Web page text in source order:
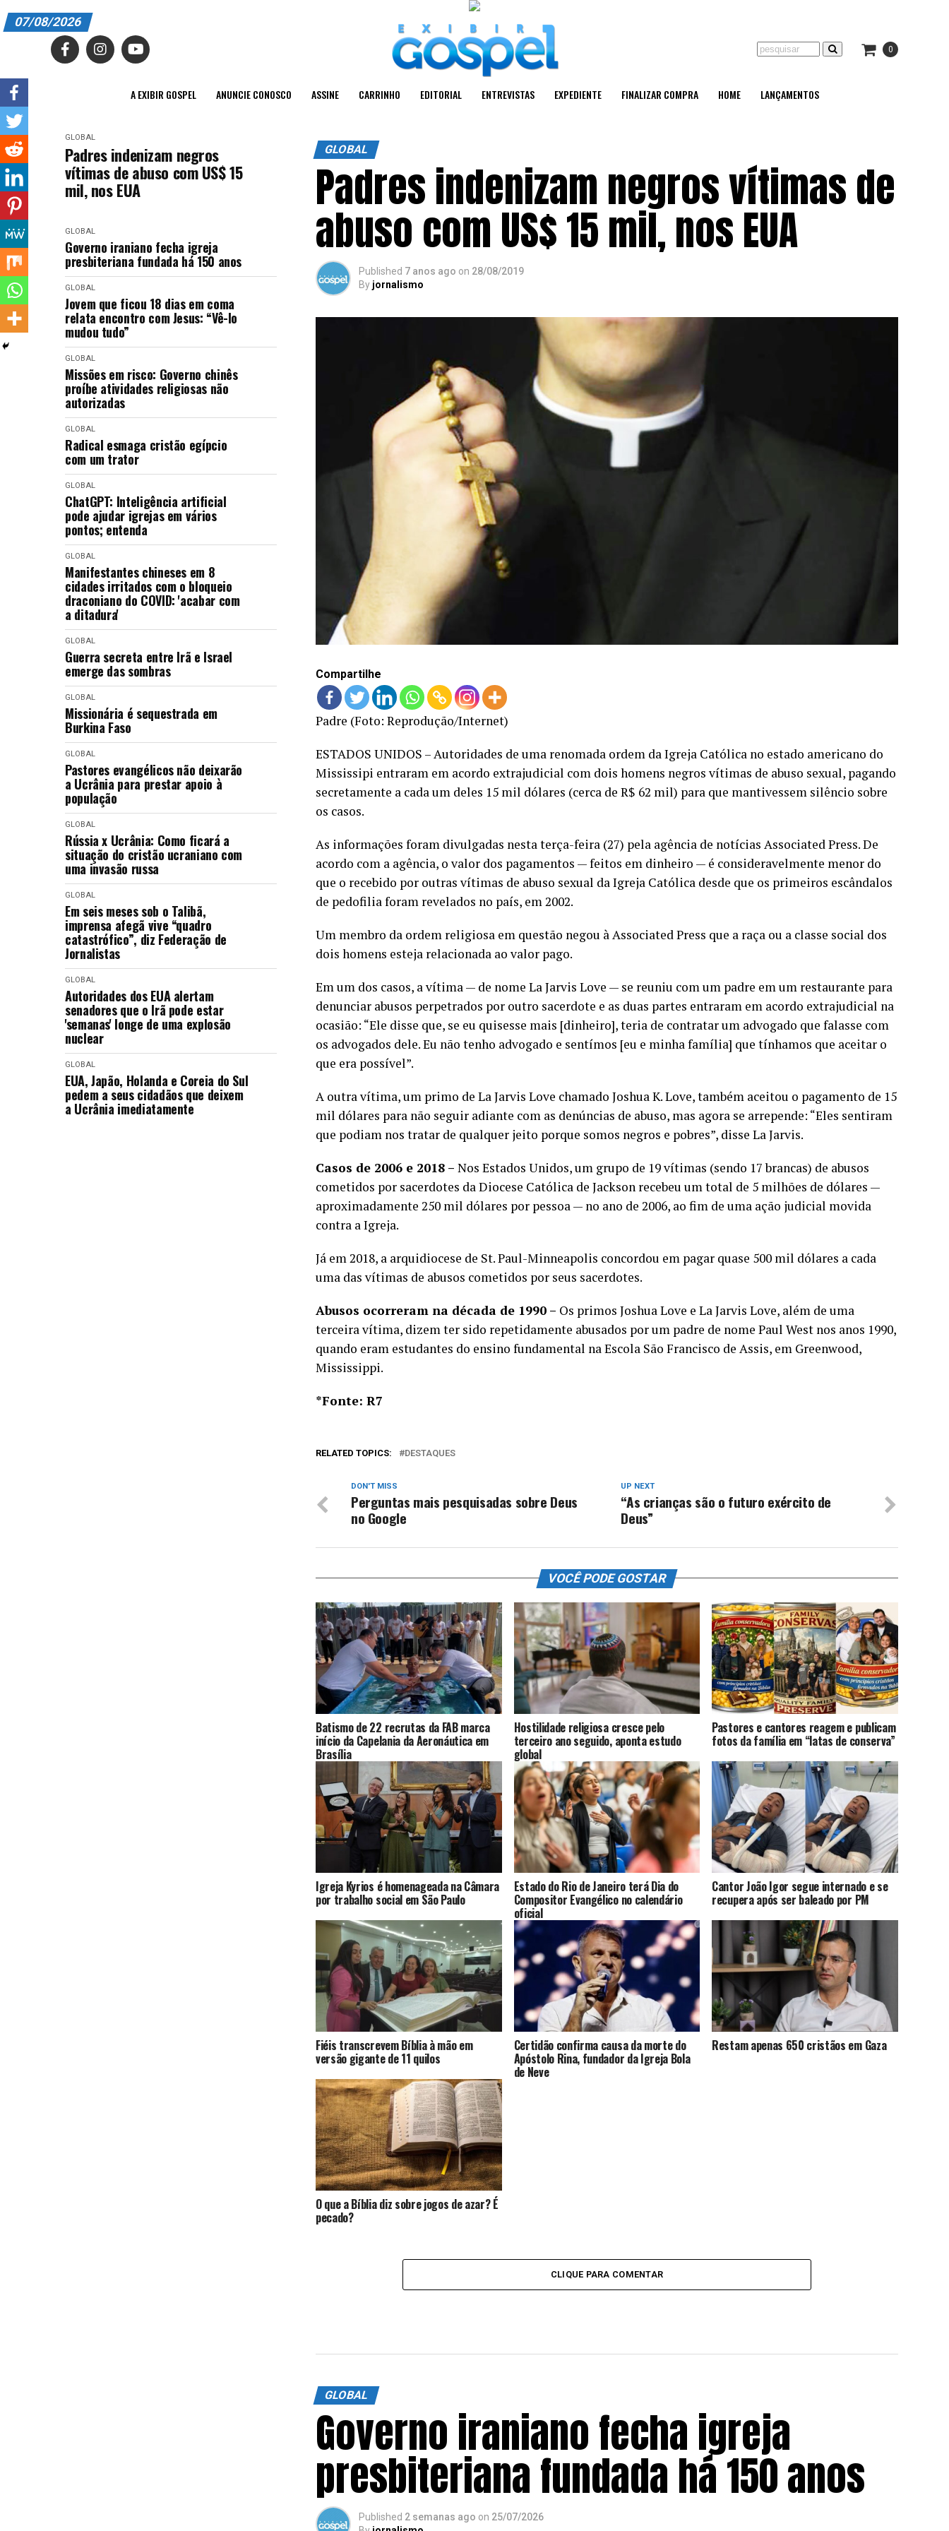
A EXIBIR GOSPEL
EDITORIAL
EXPEDIENTE
FINALIZAR COMPRA
HOME
LANÇAMENTOS
07/08/2026
0
A EXIBIR GOSPEL ANUNCIE CONOSCO ASSINE CARRINHO EDITORIAL ENTREVISTAS EXPEDIENTE FINALIZAR COMPRA HOME LANÇAMENTOS
GLOBAL
Padres indenizam negros
vítimas de abuso com US$ 15
mil, nos EUA
GLOBAL
Governo iraniano fecha igreja
presbiteriana fundada há 150 anos
GLOBAL
Jovem que ficou 18 dias em coma
relata encontro com Jesus: “Vê-lo
mudou tudo”
GLOBAL
Missões em risco: Governo chinês
proíbe atividades religiosas não
autorizadas
GLOBAL
Radical esmaga cristão egípcio
com um trator
GLOBAL
ChatGPT: Inteligência artificial
pode ajudar igrejas em vários
pontos; entenda
GLOBAL
Manifestantes chineses em 8
cidades irritados com o bloqueio
draconiano do COVID: 'acabar com
a ditadura'
GLOBAL
Guerra secreta entre Irã e Israel
emerge das sombras
GLOBAL
Missionária é sequestrada em
Burkina Faso
GLOBAL
Pastores evangélicos não deixarão
a Ucrânia para prestar apoio à
população
GLOBAL
Rússia x Ucrânia: Como ficará a
situação do cristão ucraniano com
uma invasão russa
GLOBAL
Em seis meses sob o Talibã,
imprensa afegã vive “quadro
catastrófico”, diz Federação de
Jornalistas
GLOBAL
Autoridades dos EUA alertam
senadores que o Irã pode estar
'semanas' longe de uma explosão
nuclear
GLOBAL
EUA, Japão, Holanda e Coreia do Sul
pedem a seus cidadãos que deixem
a Ucrânia imediatamente
GLOBAL
Padres indenizam negros vítimas de
abuso com US$ 15 mil, nos EUA
Published 7 anos ago on 28/08/2019
By jornalismo
Compartilhe
Padre (Foto: Reprodução/Internet)
ESTADOS UNIDOS – Autoridades de uma renomada ordem da Igreja Católica no estado americano do
Mississipi entraram em acordo extrajudicial com dois homens negros vítimas de abuso sexual, pagando
secretamente a cada um deles 15 mil dólares (cerca de R$ 62 mil) para que mantivessem silêncio sobre
os casos.
As informações foram divulgadas nesta terça-feira (27) pela agência de notícias Associated Press. De
acordo com a agência, o valor dos pagamentos — feitos em dinheiro — é consideravelmente menor do
que o recebido por outras vítimas de abuso sexual da Igreja Católica desde que os primeiros escândalos
de pedofilia foram revelados no país, em 2002.
Um membro da ordem religiosa em questão negou à Associated Press que a raça ou a classe social dos
dois homens esteja relacionada ao valor pago.
Em um dos casos, a vítima — de nome La Jarvis Love — se reuniu com um padre em um restaurante para
denunciar abusos perpetrados por outro sacerdote e as duas partes entraram em acordo extrajudicial na
ocasião: “Ele disse que, se eu quisesse mais [dinheiro], teria de contratar um advogado que falasse com
os advogados dele. Eu não tenho advogado e sentímos [eu e minha família] que tínhamos que aceitar o
que era possível”.
A outra vítima, um primo de La Jarvis Love chamado Joshua K. Love, também aceitou o pagamento de 15
mil dólares para não seguir adiante com as denúncias de abuso, mas agora se arrepende: “Eles sentiram
que podiam nos tratar de qualquer jeito porque somos negros e pobres”, disse La Jarvis.
Casos de 2006 e 2018 – Nos Estados Unidos, um grupo de 19 vítimas (sendo 17 brancas) de abusos
cometidos por sacerdotes da Diocese Católica de Jackson recebeu um total de 5 milhões de dólares —
aproximadamente 250 mil dólares por pessoa — no ano de 2006, ao fim de uma ação judicial movida
contra a Igreja.
Já em 2018, a arquidiocese de St. Paul-Minneapolis concordou em pagar quase 500 mil dólares a cada
uma das vítimas de abusos cometidos por seus sacerdotes.
Abusos ocorreram na década de 1990 – Os primos Joshua Love e La Jarvis Love, além de uma
terceira vítima, dizem ter sido repetidamente abusados por um padre de nome Paul West nos anos 1990,
quando eram estudantes do ensino fundamental na Escola São Francisco de Assis, em Greenwood,
Mississippi.
*Fonte: R7
RELATED TOPICS: DESTAQUES
UP NEXT
“As crianças são o futuro exército de
Deus”
DON'T MISS
Perguntas mais pesquisadas sobre Deus
no Google
VOCÊ PODE GOSTAR
Batismo de 22 recrutas da FAB marca
início da Capelania da Aeronáutica em
Brasília
Hostilidade religiosa cresce pelo
terceiro ano seguido, aponta estudo
global
Pastores e cantores reagem e publicam
fotos da família em “latas de conserva”
Igreja Kyrios é homenageada na Câmara
por trabalho social em São Paulo
Estado do Rio de Janeiro terá Dia do
Compositor Evangélico no calendário
oficial
Cantor João Igor segue internado e se
recupera após ser baleado por PM
Fiéis transcrevem Bíblia à mão em
versão gigante de 11 quilos
Certidão confirma causa da morte do
Apóstolo Rina, fundador da Igreja Bola
de Neve
Restam apenas 650 cristãos em Gaza
O que a Bíblia diz sobre jogos de azar? É
pecado?
CLIQUE PARA COMENTAR
GLOBAL
Governo iraniano fecha igreja
presbiteriana fundada há 150 anos
Published 2 semanas ago on 25/07/2026